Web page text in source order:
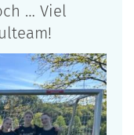
… Viel